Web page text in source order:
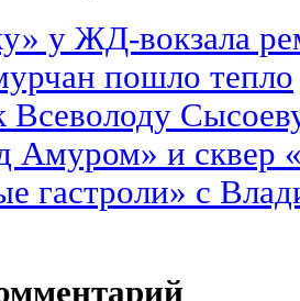
у ЖД-вокзала
пошло тепло
Всеволоду
Амуром» и сквер
гастроли» с